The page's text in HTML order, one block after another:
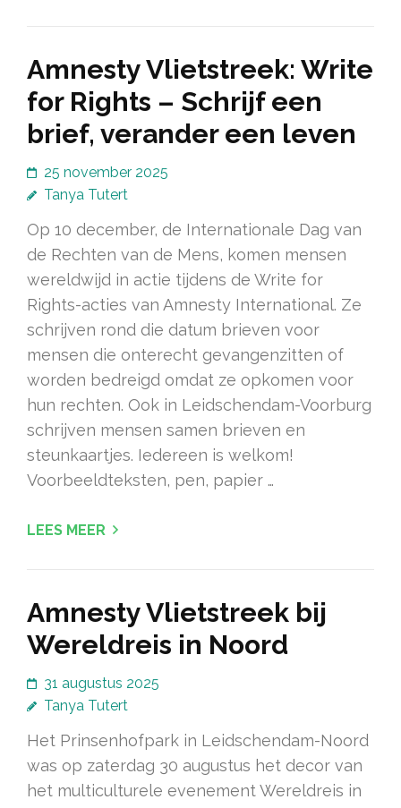
Amnesty Vlietstreek: Write
for Rights – Schrijf een
brief, verander een leven
25 november 2025
Tanya Tutert
Op 10 december, de Internationale Dag van
de Rechten van de Mens, komen mensen
wereldwijd in actie tijdens de Write for
Rights-acties van Amnesty International. Ze
schrijven rond die datum brieven voor
mensen die onterecht gevangenzitten of
worden bedreigd omdat ze opkomen voor
hun rechten. Ook in Leidschendam-Voorburg
schrijven mensen samen brieven en
steunkaartjes. Iedereen is welkom!
Voorbeeldteksten, pen, papier …
LEES MEER
Amnesty Vlietstreek bij
Wereldreis in Noord
31 augustus 2025
Tanya Tutert
Het Prinsenhofpark in Leidschendam-Noord
was op zaterdag 30 augustus het decor van
het multiculturele evenement Wereldreis in